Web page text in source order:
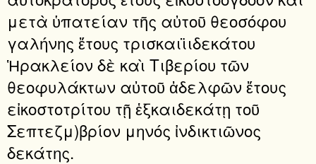
μετὰ ὑπατείαν τῆς αὐτοῦ θεοσόφου
γαλήνης ἔτους τρισκαιϊιδεκάτου
Ἡρακλείον δὲ καὶ Τιβερίου τῶν
θεοφυλάκτων αὐτοῦ ἀδελφῶν ἔτους
εἰκοστοτρίτου τῇ ἑξκαιδεκάτῃ τοῦ
Σεπτεζμ)βρίον μηνός ἰνδικτιῶνος
δεκάτης.